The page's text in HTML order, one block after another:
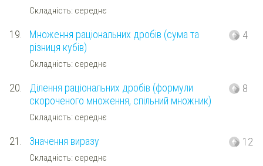
Складність: середнє
19.
Множення раціональних дробів (сума та
різниця кубів)
Складність: середнє
4
20.
Ділення раціональних дробів (формули
скороченого множення, спільний множник)
Складність: середнє
8
21. Значення виразу
Складність: середнє
12